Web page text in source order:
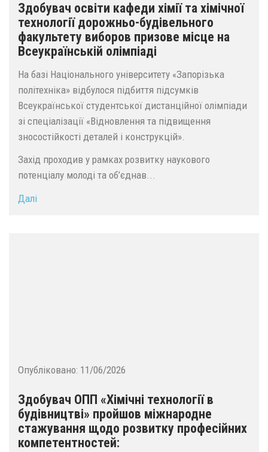
Здобувач освіти кафеди хімії та хімічної
технології дорожньо-будівельного
факультету виборов призове місце на
Всеукраїнській олімпіаді
На базі Національного університету «Запорізька
політехніка» відбулося підбиття підсумків
Всеукраїнської студентської дистанційної олімпіади
зі спеціалізації «Відновлення та підвищення
зносостійкості деталей і конструкцій».
Захід проходив у рамках розвитку наукового
потенціалу молоді та об’єднав...
Далі
Опубліковано: 11/06/2026
Здобувач ОПП «Хімічні технології в
будівництві» пройшов міжнародне
стажування щодо розвитку професійних
компетентностей: